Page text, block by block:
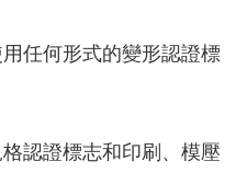
任何形式的變形認證標
認證標志和印刷、模壓